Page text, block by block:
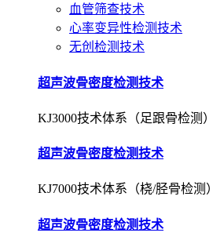
血管筛查技术
心率变异性检测技术
无创检测技术
超声波骨密度检测技术
KJ3000技术体系（足跟骨检测）
超声波骨密度检测技术
KJ7000技术体系（桡/胫骨检测）
超声波骨密度检测技术